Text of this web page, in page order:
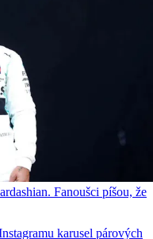
Fanoušci píšou, že
karusel párových